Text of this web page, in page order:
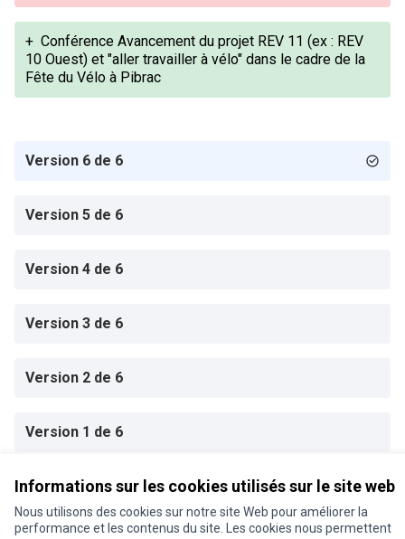
Informations sur les cookies utilisés sur le site web
Nous utilisons des cookies sur notre site Web pour améliorer la
performance et les contenus du site. Les cookies nous permettent
+ Conférence Avancement du projet REV 11 (ex : REV
10 Ouest) et "aller travailler à vélo" dans le cadre de la
Fête du Vélo à Pibrac
Version 6 de 6
Version 5 de 6
Version 4 de 6
Version 3 de 6
Version 2 de 6
Version 1 de 6
Paramètres des cookies
Je participe ! sur X
Je participe ! sur Facebook
Je participe ! sur Instagram